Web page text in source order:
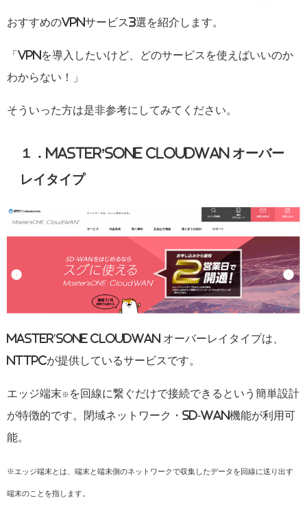
おすすめのVPNサービス3選を紹介します。
「VPNを導入したいけど、どのサービスを使えばいいのか
わからない！」
そういった方は是非参考にしてみてください。
１．Master’sONE CloudWAN オーバー
レイタイプ
Master’sONE CloudWAN オーバーレイタイプは、
NTTPCが提供しているサービスです。
エッジ端末※ を回線に繋ぐだけで接続できるという簡単設計
が特徴的です。閉域ネットワーク・SD-WAN機能が利用可
能。
※エッジ端末とは、端末と端末側のネットワークで収集したデータを回線に送り出す
端末のことを指します。